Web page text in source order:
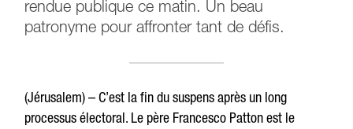
rendue publique ce matin. Un beau
patronyme pour affronter tant de défis.
(Jérusalem) – C’est la fin du suspens après un long
processus électoral. Le père Francesco Patton est le